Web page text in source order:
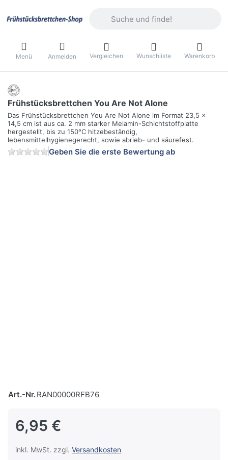
Menü Anmelden Vergleichen Wunschliste Warenkorb
Frühstücksbrettchen You Are Not Alone
Das Frühstücksbrettchen You Are Not Alone im Format 23,5 x
14,5 cm ist aus ca. 2 mm starker Melamin-Schichtstoffplatte
hergestellt, bis zu 150°C hitzebeständig,
lebensmittelhygienegerecht, sowie abrieb- und säurefest.
Geben Sie die erste Bewertung ab
Art.-Nr.RAN00000RFB76
6,95 €
inkl. MwSt. zzgl. Versandkosten